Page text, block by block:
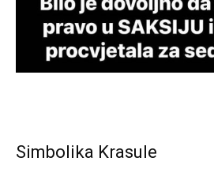
Simbolika Krasule